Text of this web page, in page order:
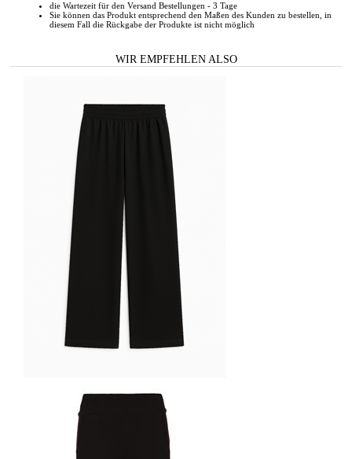
die Wartezeit für den Versand Bestellungen - 3 Tage
Sie können das Produkt entsprechend den Maßen des Kunden zu bestellen, in
diesem Fall die Rückgabe der Produkte ist nicht möglich
WIR EMPFEHLEN ALSO